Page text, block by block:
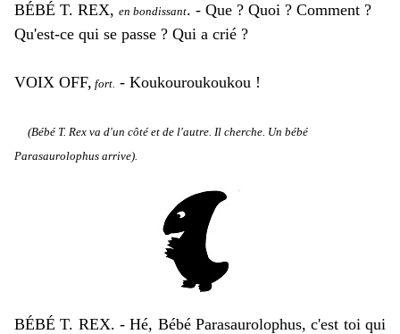
BÉBÉ T. REX, en bondissant. - Que ? Quoi ? Comment ?
Qu'est-ce qui se passe ? Qui a crié ?
VOIX OFF, fort. - Koukouroukoukou !
(Bébé T. Rex va d'un côté et de l'autre. Il cherche. Un bébé
Parasaurolophus arrive).
BÉBÉ T. REX. - Hé, Bébé Parasaurolophus, c'est toi qui